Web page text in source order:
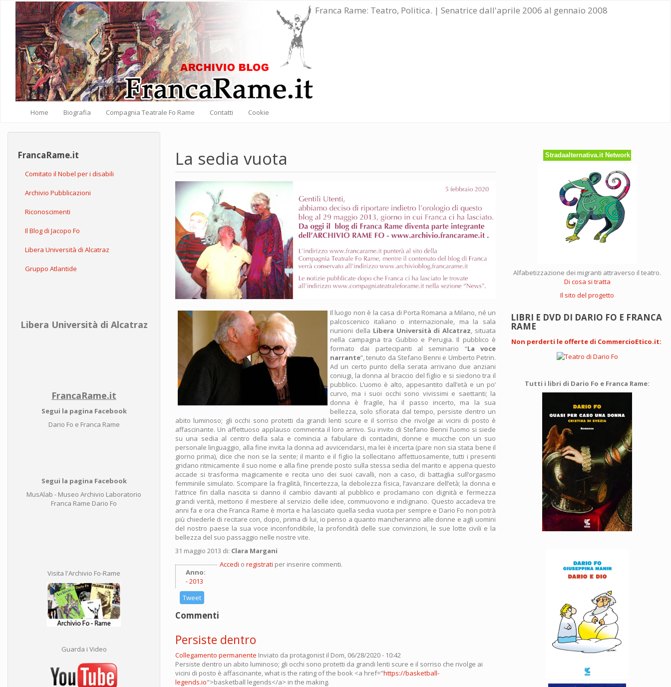
Salta al contenuto principale Franca Rame: Teatro, Politica. | Senatrice dall'aprile 2006 al gennaio 2008
Home Biografia Compagnia Teatrale Fo Rame Contatti Cookie
FrancaRame.it
Comitato il Nobel per i disabili
Archivio Pubblicazioni
Riconoscimenti
Il Blog di Jacopo Fo
Libera Università di Alcatraz
Gruppo Atlantide
Libera Università di Alcatraz
FrancaRame.it
Segui la pagina Facebook
Dario Fo e Franca Rame
Segui la pagina Facebook
MusAlab - Museo Archivio Laboratorio
Franca Rame Dario Fo
Visita l'Archivio Fo-Rame
Guarda i Video
La sedia vuota
Il luogo non è la casa di Porta Romana a Milano, né un
palcoscenico italiano o internazionale, ma la sala
riunioni della Libera Università di Alcatraz, situata
nella campagna tra Gubbio e Perugia. Il pubblico è
formato dai partecipanti al seminario “La voce
narrante”, tenuto da Stefano Benni e Umberto Petrin.
Ad un certo punto della serata arrivano due anziani
coniugi, la donna al braccio del figlio e si siedono tra il
pubblico. L’uomo è alto, appesantito dall’età e un po’
curvo, ma i suoi occhi sono vivissimi e saettanti; la
donna è fragile, ha il passo incerto, ma la sua
bellezza, solo sfiorata dal tempo, persiste dentro un
abito luminoso; gli occhi sono protetti da grandi lenti scure e il sorriso che rivolge ai vicini di posto è
affascinante. Un affettuoso applauso commenta il loro arrivo. Su invito di Stefano Benni l’uomo si siede
su una sedia al centro della sala e comincia a fabulare di contadini, donne e mucche con un suo
personale linguaggio, alla fine invita la donna ad avvicendarsi, ma lei è incerta (pare non sia stata bene il
giorno prima), dice che non se la sente; il marito e il figlio la sollecitano affettuosamente, tutti i presenti
gridano ritmicamente il suo nome e alla fine prende posto sulla stessa sedia del marito e appena questo
accade si trasforma magicamente e recita uno dei suoi cavalli, non a caso, di battaglia sull’orgasmo
femminile simulato. Scompare la fragilità, l’incertezza, la debolezza fisica, l’avanzare dell’età; la donna e
l’attrice fin dalla nascita si danno il cambio davanti al pubblico e proclamano con dignità e fermezza
grandi verità, mettono il mestiere al servizio delle idee, commuovono e indignano. Questo accadeva tre
anni fa e ora che Franca Rame è morta e ha lasciato quella sedia vuota per sempre e Dario Fo non potrà
più chiederle di recitare con, dopo, prima di lui, io penso a quanto mancheranno alle donne e agli uomini
del nostro paese la sua voce inconfondibile, la profondità delle sue convinzioni, le sue lotte civili e la
bellezza del suo passaggio nelle nostre vite.
31 maggio 2013 di: Clara Margani
Anno:
2013
Accedi o registrati per inserire commenti.
Tweet
Commenti
Persiste dentro
Collegamento permanente Inviato da protagonist il Dom, 06/28/2020 - 10:42
Persiste dentro un abito luminoso; gli occhi sono protetti da grandi lenti scure e il sorriso che rivolge ai
vicini di posto è affascinante, what is the rating of the book <a href="https://basketball-
legends.io">basketball legends</a> in the making.
Stradaalternativa.it Network
Alfabetizzazione dei migranti attraverso il teatro.
Di cosa si tratta
Il sito del progetto
LIBRI E DVD DI DARIO FO E FRANCA
RAME
Non perderti le offerte di CommercioEtico.it:
Tutti i libri di Dario Fo e Franca Rame: